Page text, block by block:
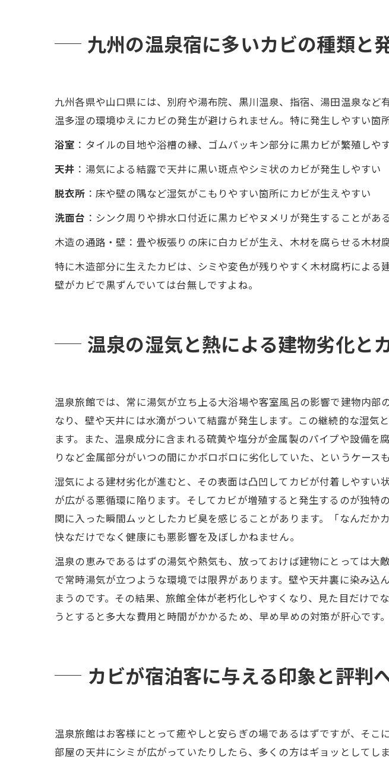
プロのカビ除去「カビ
高温多湿な九州での定
まとめ
九州の温泉宿に多いカビの種類と
九州各県や山口県には、別府や湯布院、黒川温泉、指宿、湯田温泉な
温多湿の環境ゆえにカビの発生が避けられません。特に発生しやすい箇
浴室 ：タイルの目地や浴槽の縁、ゴムパッキン部分に黒カビが繁殖しや
天井 ：湯気による結露で天井に黒い斑点やシミ状のカビが発生しやすい
脱衣所 ：床や壁の隅など湿気がこもりやすい箇所にカビが生えやすい
洗面台 ：シンク周りや排水口付近に黒カビやヌメリが発生することがある
木造の通路・壁：畳や板張りの床に白カビが生え、木材を腐らせる木材
特に木造部分に生えたカビは、シミや変色が残りやすく木材腐朽によ
壁がカビで黒ずんでいては台無しですよね。
温泉の湿気と熱による建物劣化と
温泉旅館では、常に湯気が立ち上る大浴場や客室風呂の影響で建物内
なり、壁や天井には水滴がついて結露が発生します。この継続的な湿
ます。また、温泉成分に含まれる硫黄や塩分が金属製のパイプや設備
りなど金属部分がいつの間にかボロボロに劣化していた、というケース
湿気による建材劣化が進むと、その表面は凸凹してカビが付着しやす
が広がる悪循環に陥ります。そしてカビが増殖すると発生するのが独
関に入った瞬間ムッとしたカビ臭を感じることがあります。「なんだ
快なだけでなく健康にも悪影響を及ぼしかねません。
温泉の恵みであるはずの湯気や熱気も、放っておけば建物にとっては
で常時湯気が立つような環境では限界があります。壁や天井裏に染み
まうのです。その結果、旅館全体が老朽化しやすくなり、見た目だけ
うとすると多大な費用と時間がかかるため、早め早めの対策が肝心です。
カビが宿泊客に与える印象と評判
温泉旅館はお客様にとって癒やしと安らぎの場であるはずですが、そこ
部屋の天井にシミが広がっていたりしたら、多くの方はギョッとして